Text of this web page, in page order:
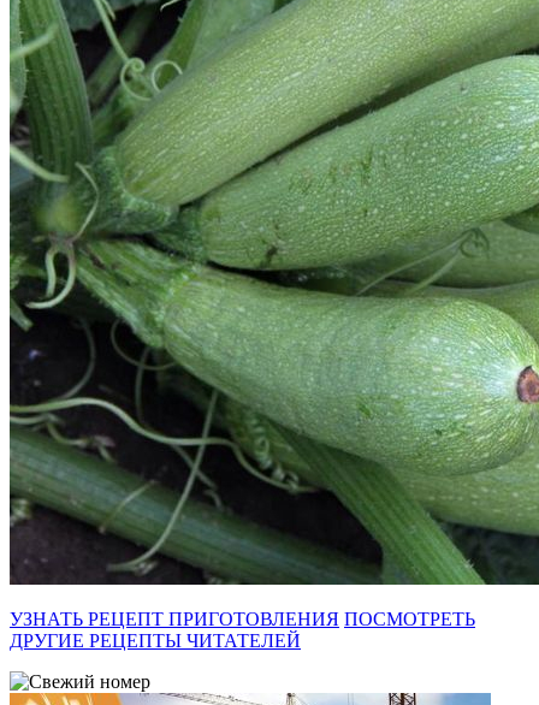
УЗНАТЬ РЕЦЕПТ ПРИГОТОВЛЕНИЯ ПОСМОТРЕТЬ
ДРУГИЕ РЕЦЕПТЫ ЧИТАТЕЛЕЙ